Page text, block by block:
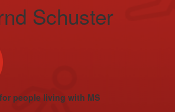
Schuster
people living with MS